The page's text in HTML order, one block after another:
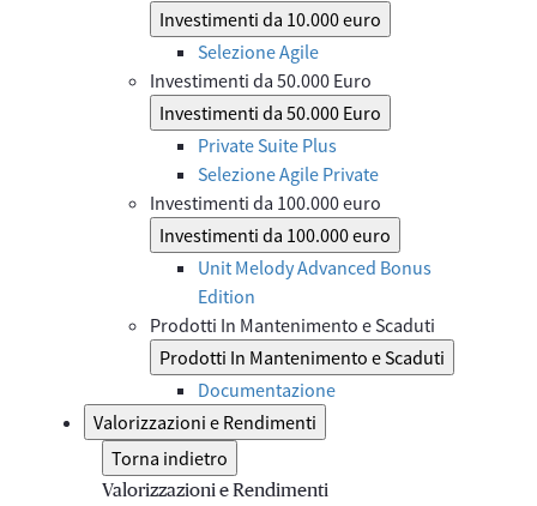
Investimenti da 10.000 euro
Selezione Agile
Investimenti da 50.000 Euro
Investimenti da 50.000 Euro
Private Suite Plus
Selezione Agile Private
Investimenti da 100.000 euro
Investimenti da 100.000 euro
Unit Melody Advanced Bonus
Edition
Prodotti In Mantenimento e Scaduti
Prodotti In Mantenimento e Scaduti
Documentazione
Valorizzazioni e Rendimenti
Torna indietro
Valorizzazioni e Rendimenti